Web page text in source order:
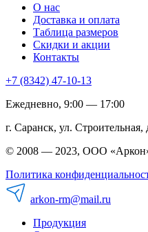
О нас
Доставка и оплата
Таблица размеров
Скидки и акции
Контакты
+7 (8342) 47-10-13
Ежедневно, 9:00 — 17:00
г. Саранск, ул. Строительная,
© 2008 — 2023, ООО
Политика
arkon-rm@mail.ru
Продукция